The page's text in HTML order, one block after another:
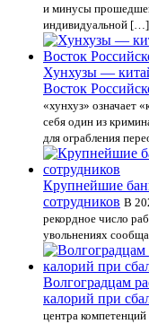
и минусы
индивидуальной […]
Хунхузы —
Восток
«хунхуз» означает
себя один из
для ограбления
Крупнейшие
сотрудников В
рекордное число
увольнениях
Волгоградцам
калорий при
центра